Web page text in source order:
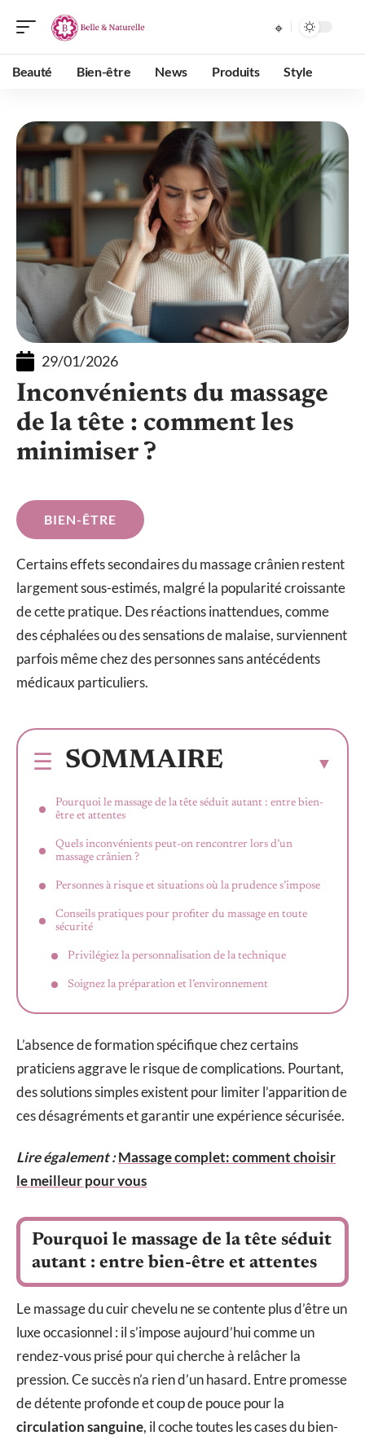
Beauté Bien-être News Produits Style
29/01/2026
Inconvénients du massage
de la tête : comment les
minimiser ?
BIEN-ÊTRE
Certains effets secondaires du massage crânien restent
largement sous-estimés, malgré la popularité croissante
de cette pratique. Des réactions inattendues, comme
des céphalées ou des sensations de malaise, surviennent
parfois même chez des personnes sans antécédents
médicaux particuliers.
SOMMAIRE
Pourquoi le massage de la tête séduit autant : entre bien-
être et attentes
Quels inconvénients peut-on rencontrer lors d’un
massage crânien ?
Personnes à risque et situations où la prudence s’impose
Conseils pratiques pour profiter du massage en toute
sécurité
Privilégiez la personnalisation de la technique
Soignez la préparation et l’environnement
L’absence de formation spécifique chez certains
praticiens aggrave le risque de complications. Pourtant,
des solutions simples existent pour limiter l’apparition de
ces désagréments et garantir une expérience sécurisée.
Lire également :Massage complet: comment choisir
le meilleur pour vous
Pourquoi le massage de la tête séduit
autant : entre bien-être et attentes
Le massage du cuir chevelu ne se contente plus d’être un
luxe occasionnel : il s’impose aujourd’hui comme un
rendez-vous prisé pour qui cherche à relâcher la
pression. Ce succès n’a rien d’un hasard. Entre promesse
de détente profonde et coup de pouce pour la
circulation sanguine, il coche toutes les cases du bien-